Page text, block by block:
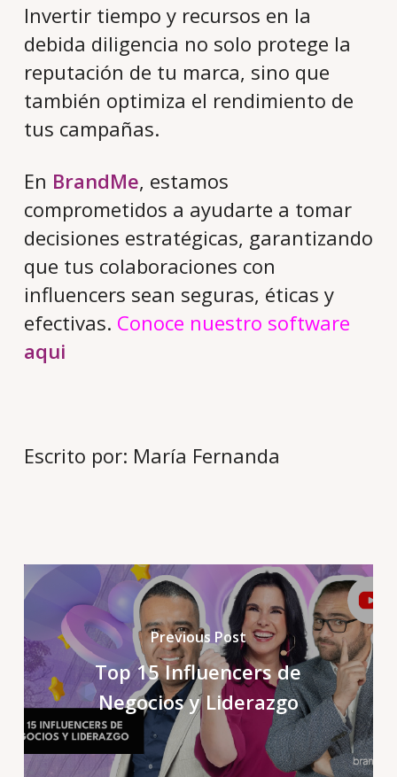
Invertir tiempo y recursos en la
debida diligencia no solo protege la
reputación de tu marca, sino que
también optimiza el rendimiento de
tus campañas.
En BrandMe, estamos
comprometidos a ayudarte a tomar
decisiones estratégicas, garantizando
que tus colaboraciones con
influencers sean seguras, éticas y
efectivas. Conoce nuestro software
aqui
Escrito por: María Fernanda
Previous Post
Top 15 Influencers de
Negocios y Liderazgo